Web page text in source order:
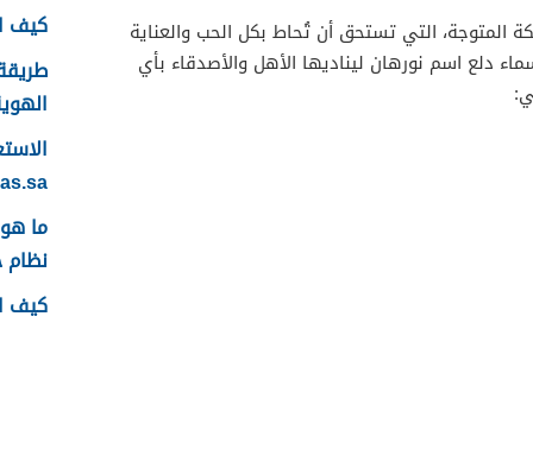
المتوجة، التي تستحق أن تُحاط بكل الحب والعناية
دلع اسم نورهان ليناديها الأهل والأصدقاء بأي
كيف
الهوية
نظام
كيف